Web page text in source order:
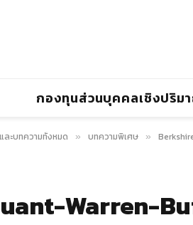
กองทุนส่วนบุคคลเชิงปริม
ละบทความทั้งหมด » บทความพิเศษ »
Warren-